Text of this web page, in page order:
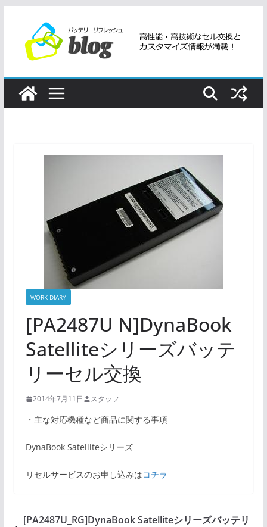
ツ
WORK DIARY
[PA2487U N]DynaBook
Satelliteシリーズバッテ
リーセル交換
2014年7月11日 スタッフ
・主な対応機種など商品に関する事項
DynaBook Satelliteシリーズ
リセルサービスのお申し込みはコチラ
[PA2487U_RG]DynaBook Satelliteシリーズバッテリ